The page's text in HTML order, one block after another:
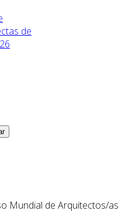
de
Mundial de Arquitectos/as